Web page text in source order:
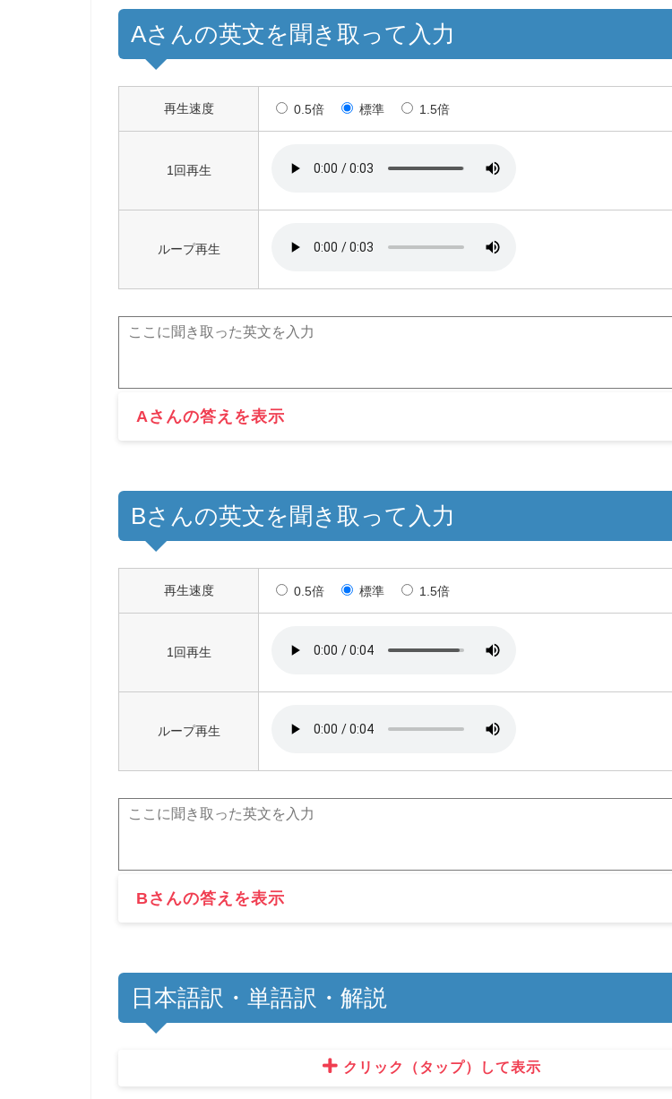
Aさんの英文を聞き取って入力
再生速度 0.5倍 標準 1.5倍
1回再生
ループ再生
Aさんの答えを表示
Bさんの英文を聞き取って入力
再生速度 0.5倍 標準 1.5倍
1回再生
ループ再生
Bさんの答えを表示
日本語訳・単語訳・解説
クリック（タップ）して表示